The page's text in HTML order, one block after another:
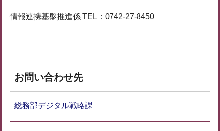
情報連携基盤推進係 TEL：0742-27-8450
お問い合わせ先
総務部デジタル戦略課